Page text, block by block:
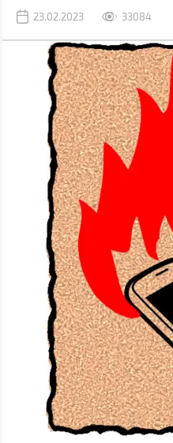
уважно придивитесь до
очищення.
23.02.2023 33084